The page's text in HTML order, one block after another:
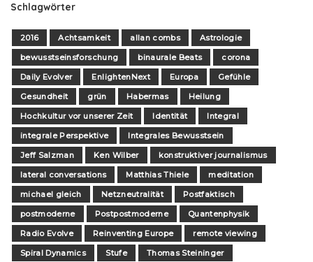
Schlagwörter
2016 Achtsamkeit allan combs
Astrologie
bewusstseinsforschung
binaurale Beats
corona
Daily Evolver
EnlightenNext Europa
Gefühle
Gesundheit
grün Habermas
Heilung
Hochkultur vor unserer Zeit
Identität
Integral
integrale Perspektive
Integrales Bewusstsein
Jeff Salzman
Ken Wilber
konstruktiver journalismus
lateral conversations
Matthias Thiele
meditation
michael gleich
Netzneutralität
Postfaktisch
postmoderne
Postpostmoderne
Quantenphysik
Radio Evolve
Reinventing Europe
remote viewing
Spiral Dynamics
Stufe
Thomas Steininger